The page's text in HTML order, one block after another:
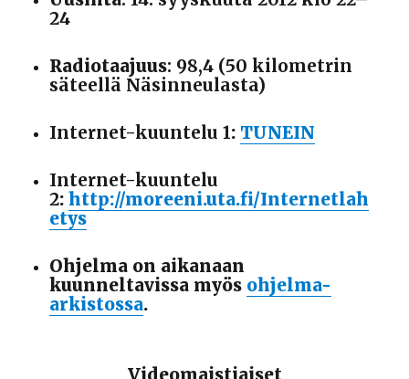
24
Radiotaajuus: 98,4 (50 kilometrin
säteellä Näsinneulasta)
Internet-kuuntelu 1: TUNEIN
Internet-kuuntelu
2:http://moreeni.uta.fi/Internetlah
etys
Ohjelma on aikanaan
kuunneltavissa myös ohjelma-
arkistossa.
Videomaistiaiset